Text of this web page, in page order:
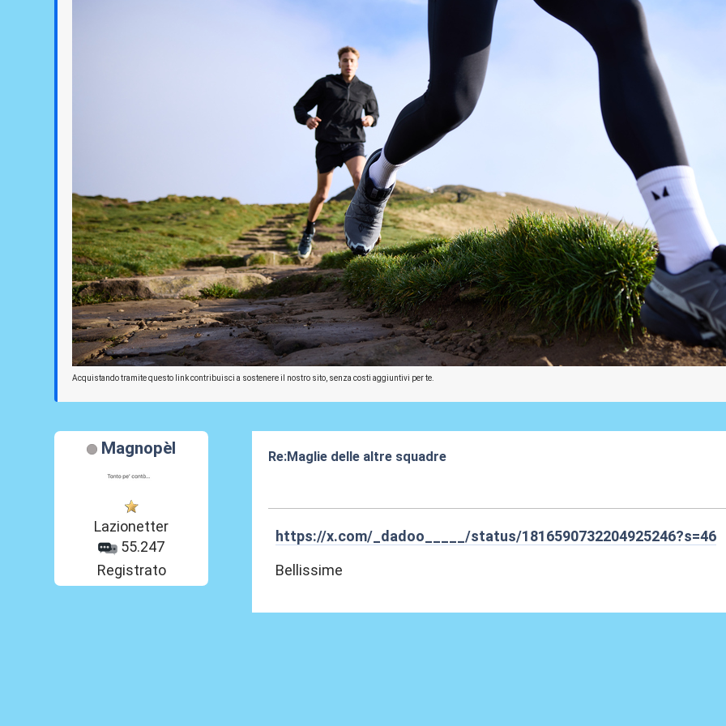
Acquistando tramite questo link contribuisci a sostenere il nostro sito, senza costi aggiuntivi per te.
Magnopèl
Lazionetter
55.247
Registrato
Re:Maglie delle altre squadre
https://x.com/_dadoo_____/status/1816590732204925246?s=46
Bellissime